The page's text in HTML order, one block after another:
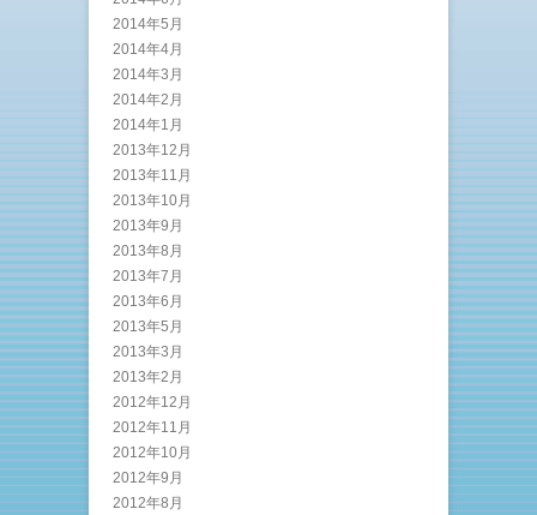
2014年5月
2014年4月
2014年3月
2014年2月
2014年1月
2013年12月
2013年11月
2013年10月
2013年9月
2013年8月
2013年7月
2013年6月
2013年5月
2013年3月
2013年2月
2012年12月
2012年11月
2012年10月
2012年9月
2012年8月